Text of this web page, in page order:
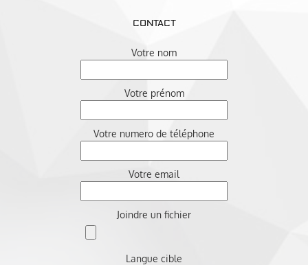
CONTACT
Votre nom
Votre prénom
Votre numero de téléphone
Votre email
Joindre un fichier
Langue cible